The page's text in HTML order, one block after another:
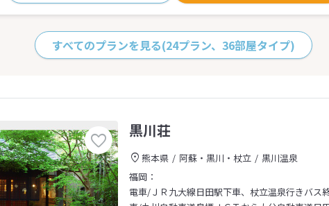
すべてのプランを見る(24プラン、36部屋タイプ)
黒川荘
熊本県 阿蘇・黒川・杖立
黒川温泉
福岡：
電車/ＪＲ九大線日田駅下車、杖立温泉行きバス